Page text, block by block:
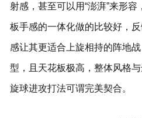
射感，甚至可以用“澎湃”来形容
板手感的一体化做的比较好，
感让其更适合上旋相持的阵地
型，且天花板极高，整体风格
旋球进攻打法可谓完美契合。